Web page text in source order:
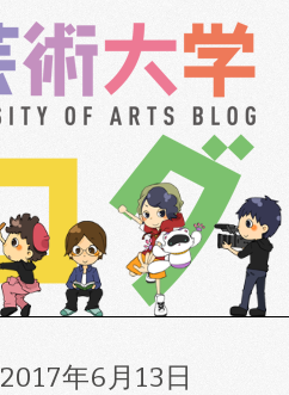
2017年6月13日